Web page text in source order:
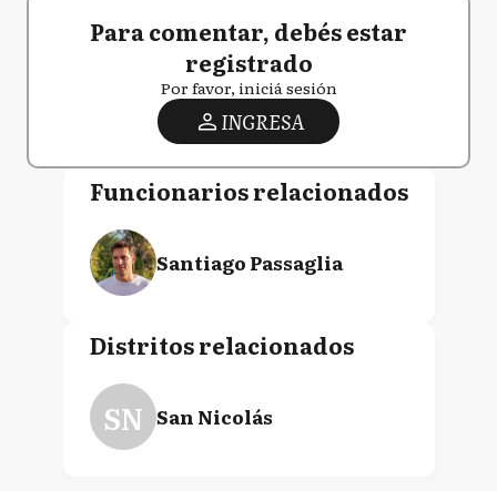
Para comentar, debés estar
registrado
Por favor, iniciá sesión
INGRESA
Funcionarios relacionados
Santiago Passaglia
Distritos relacionados
SN San Nicolás